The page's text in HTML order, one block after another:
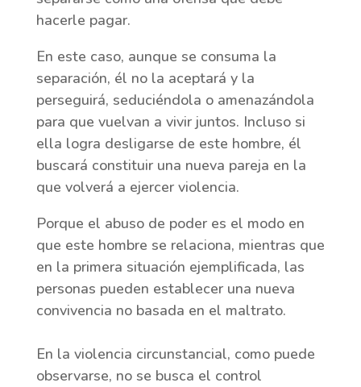
hacerle pagar.
En este caso, aunque se consuma la
separación, él no la aceptará y la
perseguirá, seduciéndola o amenazándola
para que vuelvan a vivir juntos. Incluso si
ella logra desligarse de este hombre, él
buscará constituir una nueva pareja en la
que volverá a ejercer violencia.
Porque el abuso de poder es el modo en
que este hombre se relaciona, mientras que
en la primera situación ejemplificada, las
personas pueden establecer una nueva
convivencia no basada en el maltrato.
En la violencia circunstancial, como puede
observarse, no se busca el control